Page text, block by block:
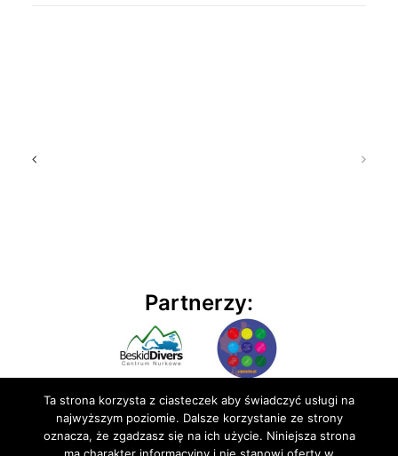
Partnerzy:
Ta strona korzysta z ciasteczek aby świadczyć usługi na
najwyższym poziomie. Dalsze korzystanie ze strony
oznacza, że zgadzasz się na ich użycie. Niniejsza strona